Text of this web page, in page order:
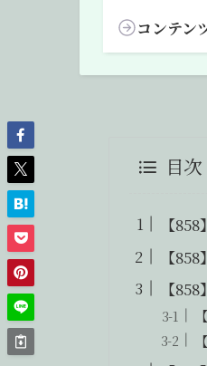
コンテン
目次
【
【
【